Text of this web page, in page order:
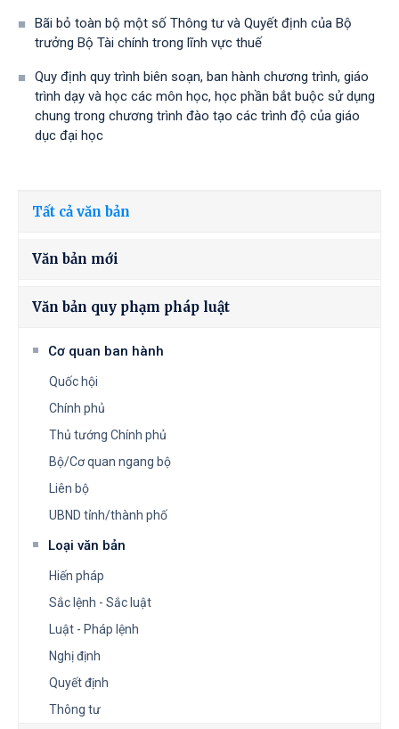
Bãi bỏ toàn bộ một số Thông tư và Quyết định của Bộ
trưởng Bộ Tài chính trong lĩnh vực thuế
Quy định quy trình biên soạn, ban hành chương trình, giáo
trình dạy và học các môn học, học phần bắt buộc sử dụng
chung trong chương trình đào tạo các trình độ của giáo
dục đại học
Tất cả văn bản
Văn bản mới
Văn bản quy phạm pháp luật
Cơ quan ban hành
Quốc hội
Chính phủ
Thủ tướng Chính phủ
Bộ/Cơ quan ngang bộ
Liên bộ
UBND tỉnh/thành phố
Loại văn bản
Hiến pháp
Sắc lệnh - Sắc luật
Luật - Pháp lệnh
Nghị định
Quyết định
Thông tư